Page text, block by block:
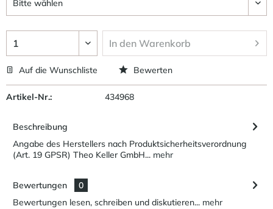
In den Warenkorb
Auf die Wunschliste Bewerten
Artikel-Nr.: 434968
Beschreibung
Angabe des Herstellers nach Produktsicherheitsverordnung
(Art. 19 GPSR) Theo Keller GmbH... mehr
Bewertungen
0
Bewertungen lesen, schreiben und diskutieren... mehr